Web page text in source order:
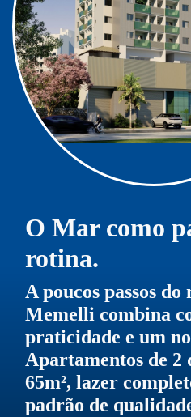
O Mar como
rotina.
A poucos passos
Memelli combina
praticidade e um
Apartamentos de 2
65m², lazer
padrão de